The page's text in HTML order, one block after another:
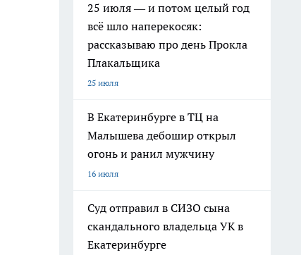
25 июля — и потом целый год
всё шло наперекосяк:
рассказываю про день Прокла
Плакальщика
25 июля
В Екатеринбурге в ТЦ на
Малышева дебошир открыл
огонь и ранил мужчину
16 июля
Суд отправил в СИЗО сына
скандального владельца УК в
Екатеринбурге